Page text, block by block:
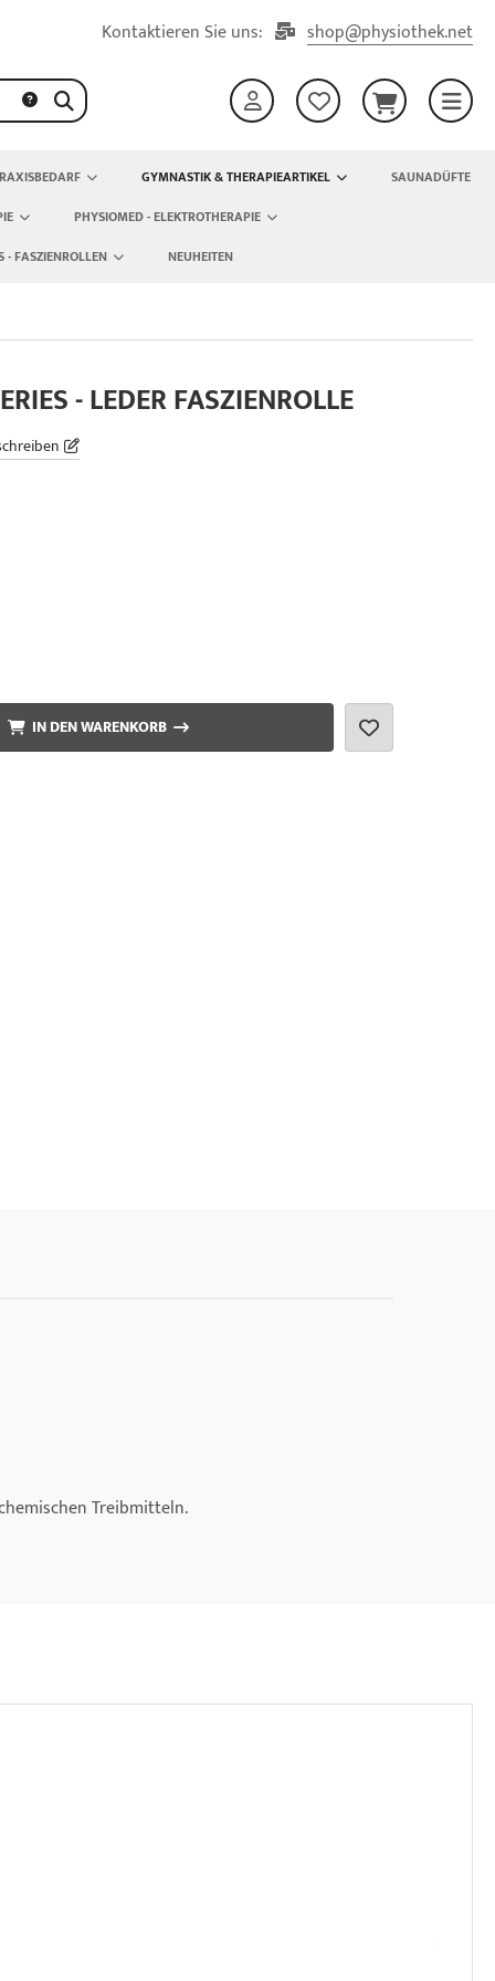
Kontaktieren Sie uns: shop@physiothek.net
GYMNASTIK & THERAPIEARTIKEL
SAUNADÜFTE
PHYSIOMED - ELEKTROTHERAPIE
- FASZIENROLLEN NEUHEITEN
- LEDER FASZIENROLLE
IN DEN WARENKORB
Treibmitteln.